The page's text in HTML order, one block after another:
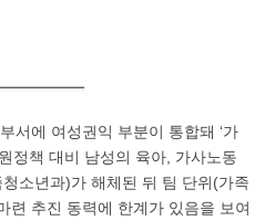
서에 여성권익 부분이 통합돼 ‘가
정책 대비 남성의 육아, 가사노동
소년과)가 해체된 뒤 팀 단위(가족
련 추진 동력에 한계가 있음을 보여